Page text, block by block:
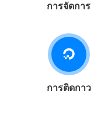
การจัดการ
การติดกาว